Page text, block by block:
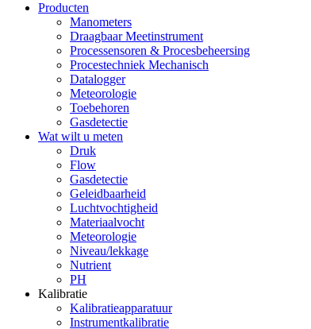
Producten
Manometers
Draagbaar Meetinstrument
Processensoren & Procesbeheersing
Procestechniek Mechanisch
Datalogger
Meteorologie
Toebehoren
Gasdetectie
Wat wilt u meten
Druk
Flow
Gasdetectie
Geleidbaarheid
Luchtvochtigheid
Materiaalvocht
Meteorologie
Niveau/lekkage
Nutrient
PH
Kalibratie
Kalibratieapparatuur
Instrumentkalibratie